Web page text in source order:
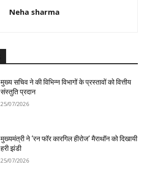
Neha sharma
मुख्य सचिव ने की विभिन्न विभागों के प्रस्तावों को वित्तीय
संस्तुति प्रदान
25/07/2026
मुख्यमंत्री ने ‘रन फॉर कारगिल हीरोज’ मैराथॉन को दिखायी
हरी झंडी
25/07/2026